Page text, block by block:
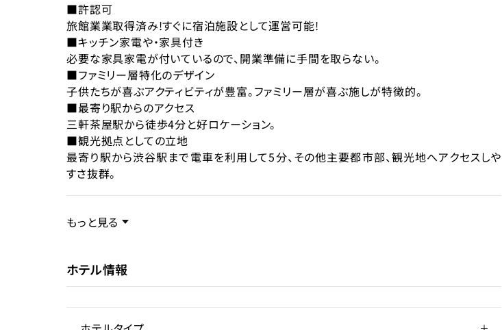
現状
■許認可
旅館業業取得済み!すぐに宿泊施設として運営可能!
■キッチン家電や・家具付き
必要な家具家電が付いているので、開業準備に手間を取らない。
■ファミリー層特化のデザイン
子供たちが喜ぶアクティビティが豊富。ファミリー層が喜ぶ施しが特徴的。
■最寄り駅からのアクセス
三軒茶屋駅から徒歩4分と好ロケーション。
■観光拠点としての立地
最寄り駅から渋谷駅まで電車を利用して5分、その他主要都市部、観光地へアクセスしや
すさ抜群。
事業内容／事業特徴
東急田園都市線を利用することで渋谷駅へ約5分と、都心主要エリアへのアクセスに優れ
ていま
す。2026年1月にフルリフォームをし、デザインはファミリー層特化のデザインで、クライミ
ング
もっと見る
ホテル情報